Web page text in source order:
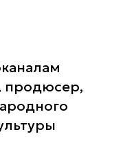
продюсер,